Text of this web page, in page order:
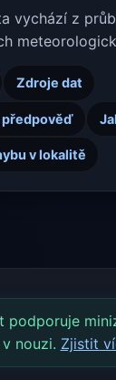
vychází z
Zdroje dat
v lokalitě
podporuje
nouzi. Zjistit